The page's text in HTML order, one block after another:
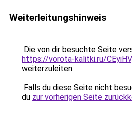
Weiterleitungshinweis
Die von dir besuchte Seite
https://vorota-kalitki.ru/
weiterzuleiten.
Falls du diese Seite nicht
du zur vorherigen Seite